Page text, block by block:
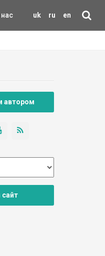
uk ru en
автором
сайт